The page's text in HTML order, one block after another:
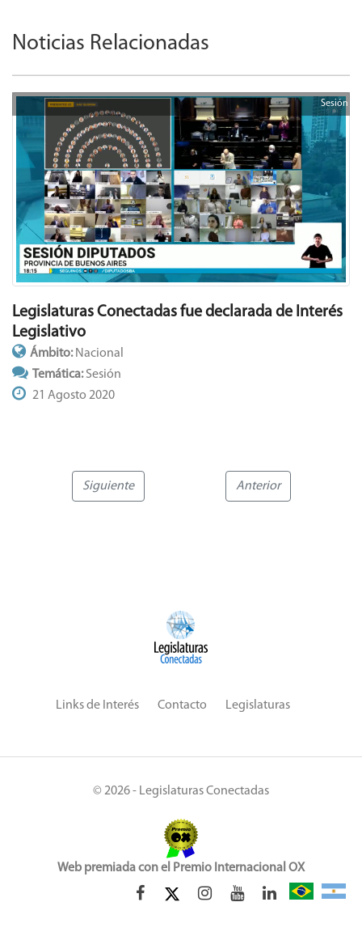
Noticias Relacionadas
Sesión
Legislaturas Conectadas fue declarada de Interés
Legislativo
Ámbito: Nacional
Temática:Sesión
21 Agosto 2020
Siguiente Anterior
Links de Interés Contacto Legislaturas
© 2026 - Legislaturas Conectadas
Web premiada con el Premio Internacional OX